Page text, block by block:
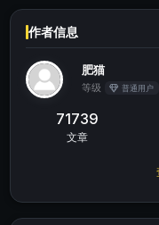
作者信息
肥猫
等级 普通用户
71739
文章